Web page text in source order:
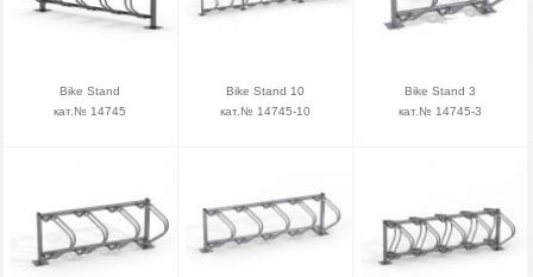
Bike Stand
кат.№ 14745
Bike Stand 10
кат.№ 14745-10
Bike Stand 3
кат.№ 14745-3